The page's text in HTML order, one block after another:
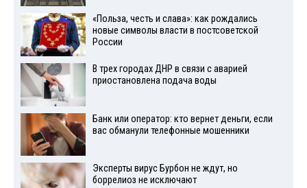
«Польза, честь и слава»: как рождались
новые символы власти в постсоветской
России
В трех городах ДНР в связи с аварией
приостановлена подача воды
Банк или оператор: кто вернет деньги, если
вас обманули телефонные мошенники
Эксперты вирус Бурбон не ждут, но
боррелиоз не исключают